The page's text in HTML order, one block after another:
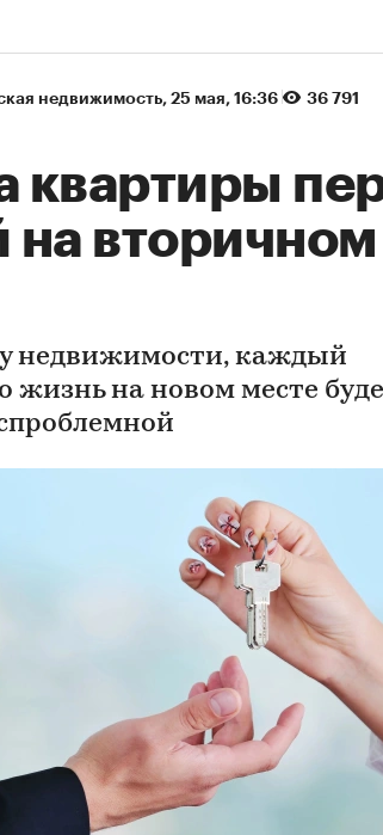
недвижимость⁠, 25 мая, 16:36
36 791
квартиры
на вторичном
недвижимости, каждый
жизнь на новом месте